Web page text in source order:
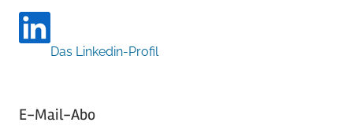
Das Linkedin-Profil
E-Mail-Abo